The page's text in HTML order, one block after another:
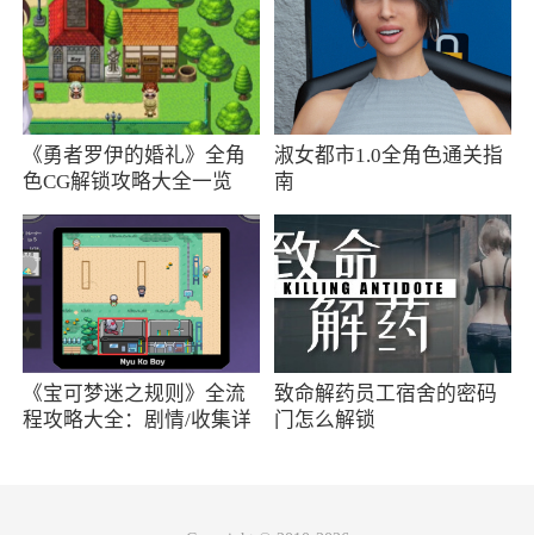
神奇亮眼
轻轻一抹，闪亮双眸，打造无痕眼妆效果。
增高
瞬间拥有修长美腿！
软件特色
1、是最近在网上超级流行的一个图片，很适
合用来做表情包啊
2、一键美妆：软件内置了各种高级妆效，让
你在拍照时就能轻松拥有迷人的妆容
《勇者罗伊的婚礼》全角
色CG解锁攻略大全一览
淑女都市1.0全角色通关指
南
《宝可梦迷之规则》全流
程攻略大全：剧情/收集详
致命解药员工宿舍的密码
门怎么解锁